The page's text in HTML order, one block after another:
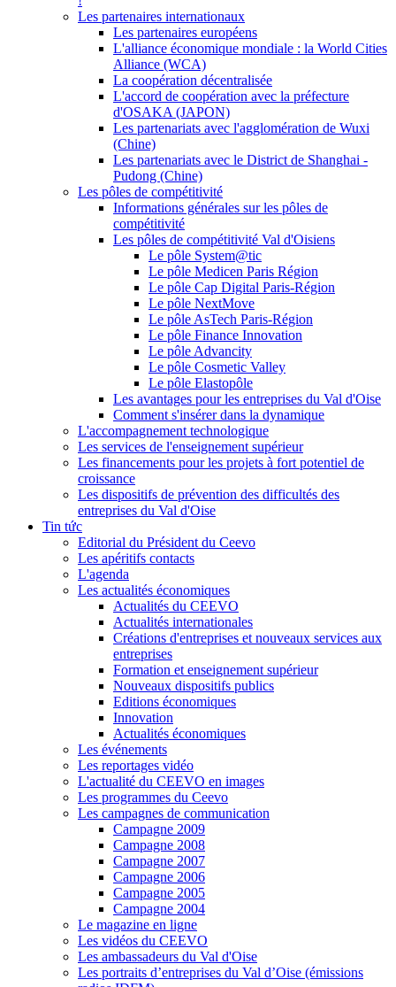
Les partenaires internationaux
Les partenaires européens
L'alliance économique mondiale : la World Cities
Alliance (WCA)
La coopération décentralisée
L'accord de coopération avec la préfecture
d'OSAKA (JAPON)
Les partenariats avec l'agglomération de Wuxi
(Chine)
Les partenariats avec le District de Shanghai -
Pudong (Chine)
Les pôles de compétitivité
Informations générales sur les pôles de
compétitivité
Les pôles de compétitivité Val d'Oisiens
Le pôle System@tic
Le pôle Medicen Paris Région
Le pôle Cap Digital Paris-Région
Le pôle NextMove
Le pôle AsTech Paris-Région
Le pôle Finance Innovation
Le pôle Advancity
Le pôle Cosmetic Valley
Le pôle Elastopôle
Les avantages pour les entreprises du Val d'Oise
Comment s'insérer dans la dynamique
L'accompagnement technologique
Les services de l'enseignement supérieur
Les financements pour les projets à fort potentiel de
croissance
Les dispositifs de prévention des difficultés des
entreprises du Val d'Oise
Tin tức
Editorial du Président du Ceevo
Les apéritifs contacts
L'agenda
Les actualités économiques
Actualités du CEEVO
Actualités internationales
Créations d'entreprises et nouveaux services aux
entreprises
Formation et enseignement supérieur
Nouveaux dispositifs publics
Editions économiques
Innovation
Actualités économiques
Les événements
Les reportages vidéo
L'actualité du CEEVO en images
Les programmes du Ceevo
Les campagnes de communication
Campagne 2009
Campagne 2008
Campagne 2007
Campagne 2006
Campagne 2005
Campagne 2004
Le magazine en ligne
Les vidéos du CEEVO
Les ambassadeurs du Val d'Oise
Les portraits d’entreprises du Val d’Oise (émissions